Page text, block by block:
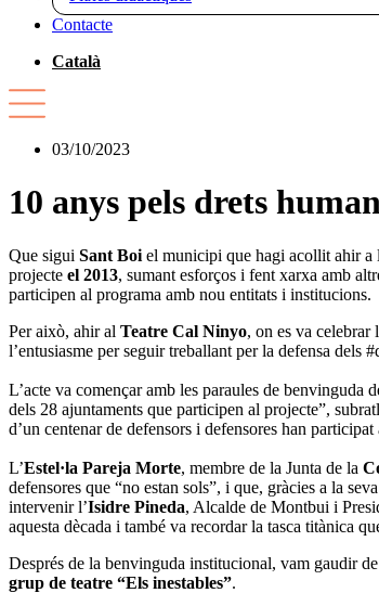
Contacte
Català
03/10/2023
10 anys pels drets
Que sigui Sant Boi el municipi que hagi acollit ahir a
projecte el 2013, sumant esforços i fent xarxa amb
participen al programa amb nou entitats i institucions.
Per això, ahir al Teatre Cal Ninyo, on es va celebrar
l’entusiasme per seguir treballant per la defensa dels
L’acte va començar amb les paraules de
dels 28 ajuntaments que participen al projecte”,
d’un centenar de defensors i defensores han
L’Estel·la Pareja Morte, membre de la Junta de la
defensores que “no estan sols”, i que, gràcies a la
intervenir l’Isidre Pineda, Alcalde de Montbui i
aquesta dècada i també va recordar la tasca titànica
Després de la benvinguda institucional, vam gaudir
grup de teatre “Els inestables”.